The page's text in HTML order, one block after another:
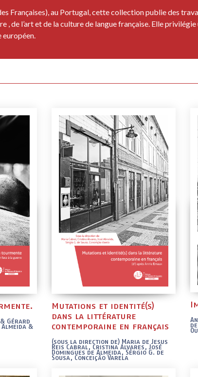
Françaises), au Portugal, cette collection publie des
, de l’art et de la culture de langue française. Elle
Gérard
Almeida &
Mutations et identité(s)
dans la littérature
contemporaine en français
(sous la direction de) Maria de Jesus
Reis Cabral, Cristina Álvares, José
Domingues de Almeida, Sérgio G. de
Sousa, Conceição Varela